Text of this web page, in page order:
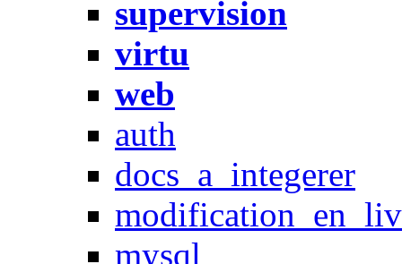
supervision
virtu
web
auth
docs_a_integerer
mysql